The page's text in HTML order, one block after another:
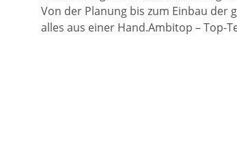
Von der Planung bis zum Einbau
alles aus einer Hand.Ambitop – Top-